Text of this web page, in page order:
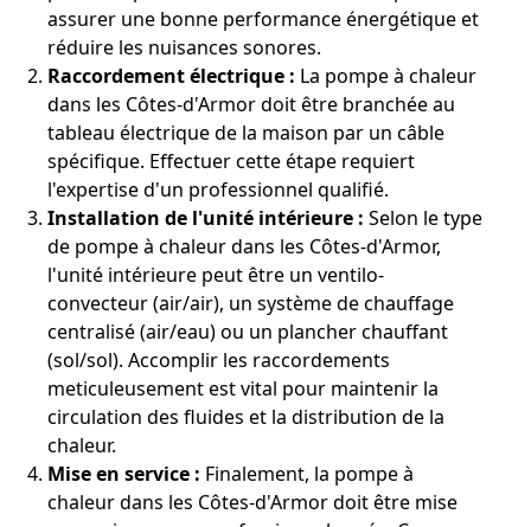
assurer une bonne performance énergétique et
réduire les nuisances sonores.
Raccordement électrique : La pompe à chaleur
dans les Côtes-d'Armor doit être branchée au
tableau électrique de la maison par un câble
spécifique. Effectuer cette étape requiert
l'expertise d'un professionnel qualifié.
Installation de l'unité intérieure : Selon le type
de pompe à chaleur dans les Côtes-d'Armor,
l'unité intérieure peut être un ventilo-
convecteur (air/air), un système de chauffage
centralisé (air/eau) ou un plancher chauffant
(sol/sol). Accomplir les raccordements
meticuleusement est vital pour maintenir la
circulation des fluides et la distribution de la
chaleur.
Mise en service : Finalement, la pompe à
chaleur dans les Côtes-d'Armor doit être mise